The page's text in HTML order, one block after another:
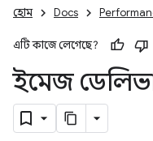
হোম Docs
এটি কাজে লেগেছে?
ইমেজ